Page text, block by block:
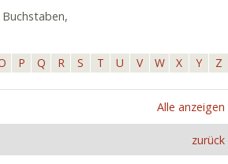
P Q R S T U V W X Y Z
Alle anzeigen
zurück